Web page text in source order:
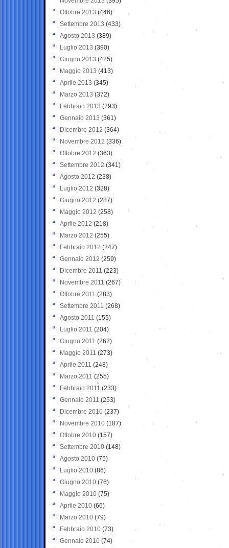
Ottobre 2013 (446)
Settembre 2013 (433)
Agosto 2013 (389)
Luglio 2013 (390)
Giugno 2013 (425)
Maggio 2013 (413)
Aprile 2013 (345)
Marzo 2013 (372)
Febbraio 2013 (293)
Gennaio 2013 (361)
Dicembre 2012 (364)
Novembre 2012 (336)
Ottobre 2012 (363)
Settembre 2012 (341)
Agosto 2012 (238)
Luglio 2012 (328)
Giugno 2012 (287)
Maggio 2012 (258)
Aprile 2012 (218)
Marzo 2012 (255)
Febbraio 2012 (247)
Gennaio 2012 (259)
Dicembre 2011 (223)
Novembre 2011 (267)
Ottobre 2011 (283)
Settembre 2011 (268)
Agosto 2011 (155)
Luglio 2011 (204)
Giugno 2011 (262)
Maggio 2011 (273)
Aprile 2011 (248)
Marzo 2011 (255)
Febbraio 2011 (233)
Gennaio 2011 (253)
Dicembre 2010 (237)
Novembre 2010 (187)
Ottobre 2010 (157)
Settembre 2010 (148)
Agosto 2010 (75)
Luglio 2010 (86)
Giugno 2010 (76)
Maggio 2010 (75)
Aprile 2010 (66)
Marzo 2010 (79)
Febbraio 2010 (73)
Gennaio 2010 (74)